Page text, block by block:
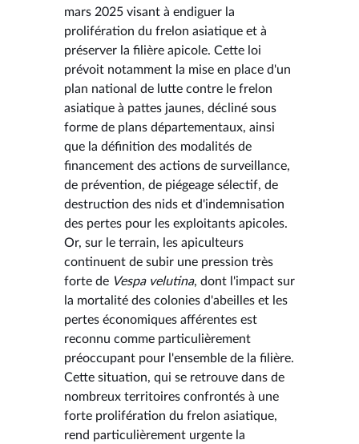
mars 2025 visant à endiguer la
prolifération du frelon asiatique et à
préserver la filière apicole. Cette loi
prévoit notamment la mise en place d'un
plan national de lutte contre le frelon
asiatique à pattes jaunes, décliné sous
forme de plans départementaux, ainsi
que la définition des modalités de
financement des actions de surveillance,
de prévention, de piégeage sélectif, de
destruction des nids et d'indemnisation
des pertes pour les exploitants apicoles.
Or, sur le terrain, les apiculteurs
continuent de subir une pression très
forte de Vespa velutina, dont l'impact sur
la mortalité des colonies d'abeilles et les
pertes économiques afférentes est
reconnu comme particulièrement
préoccupant pour l'ensemble de la filière.
Cette situation, qui se retrouve dans de
nombreux territoires confrontés à une
forte prolifération du frelon asiatique,
rend particulièrement urgente la